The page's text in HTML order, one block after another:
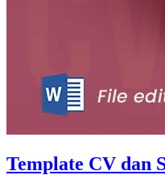
Template CV dan